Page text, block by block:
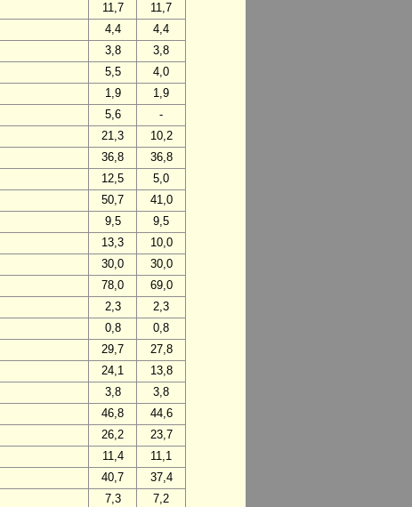
11,7
11,7
4,4
4,4
3,8
3,8
5,5
4,0
1,9
1,9
5,6
-
21,3
10,2
36,8
36,8
12,5
5,0
50,7
41,0
9,5
9,5
13,3
10,0
30,0
30,0
78,0
69,0
2,3
2,3
0,8
0,8
29,7
27,8
24,1
13,8
3,8
3,8
46,8
44,6
26,2
23,7
11,4
11,1
40,7
37,4
7,3
7,2